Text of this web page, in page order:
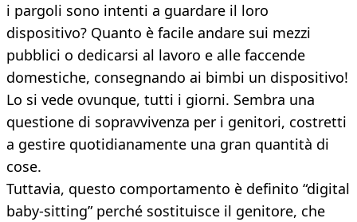
i pargoli sono intenti a guardare il loro
dispositivo? Quanto è facile andare sui mezzi
pubblici o dedicarsi al lavoro e alle faccende
domestiche, consegnando ai bimbi un dispositivo!
Lo si vede ovunque, tutti i giorni. Sembra una
questione di sopravvivenza per i genitori, costretti
a gestire quotidianamente una gran quantità di
cose.
Tuttavia, questo comportamento è definito “digital
baby-sitting” perché sostituisce il genitore, che